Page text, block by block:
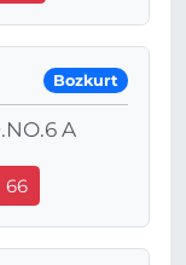
Bozkurt
A
66